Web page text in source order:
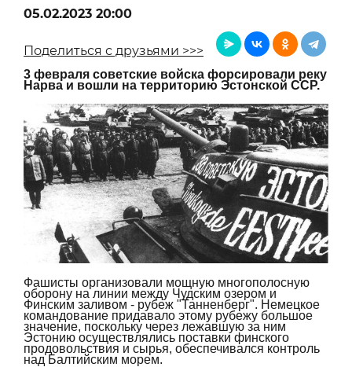
05.02.2023 20:00
Поделиться с друзьями >>>
3 февраля советские войска форсировали реку
Нарва и вошли на территорию Эстонской ССР.
Фашисты организовали мощную многополосную
оборону на линии между Чудским озером и
Финским заливом - рубеж "Танненберг". Немецкое
командование придавало этому рубежу большое
значение, поскольку через лежавшую за ним
Эстонию осуществлялись поставки финского
продовольствия и сырья, обеспечивался контроль
над Балтийским морем.